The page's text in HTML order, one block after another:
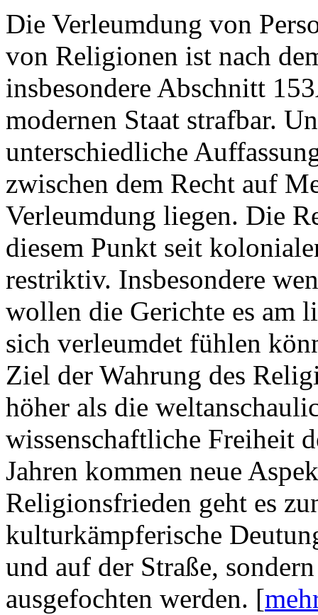
Die Verleumdung von
von Religionen ist nach
insbesondere Abschnitt
modernen Staat strafbar.
unterschiedliche
zwischen dem Recht auf
Verleumdung liegen. Die
diesem Punkt seit
restriktiv. Insbesondere
wollen die Gerichte es am
sich verleumdet fühlen
Ziel der Wahrung des
höher als die
wissenschaftliche Freiheit
Jahren kommen neue
Religionsfrieden geht es
kulturkämpferische
und auf der Straße,
ausgefochten werden. [